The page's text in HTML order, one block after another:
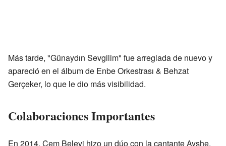
Más tarde, "Günaydın Sevgilim" fue arreglada de nuevo y
apareció en el álbum de Enbe Orkestrası & Behzat
Gerçeker, lo que le dio más visibilidad.
Colaboraciones Importantes
En 2014, Cem Belevi hizo un dúo con la cantante Ayshe.